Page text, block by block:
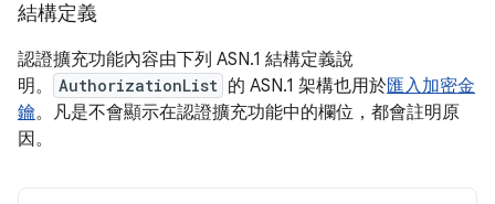
結構定義
認證擴充功能內容由下列 ASN.1 結構定義說
明。
AuthorizationList 的 ASN.1 架構也用於匯入加密金
鑰。凡是不會顯示在認證擴充功能中的欄位，都會註明原
因。